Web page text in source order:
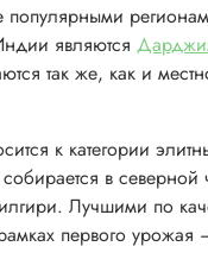
популярными
являются
так же, как и
к категории
собирается в
Лучшими по
первого урожая